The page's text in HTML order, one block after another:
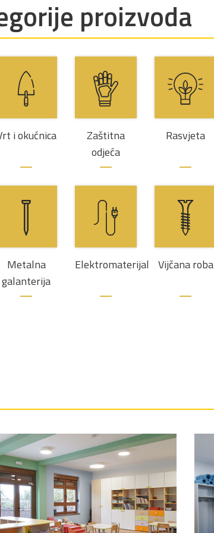
proizvoda
i okućnica
Zaštitna
odjeća
Rasvjeta
Metalna
galanterija
Elektromaterijal Vijčana roba
Vrtić Andrijaševci